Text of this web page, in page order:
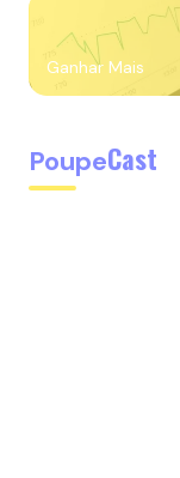
Ganhar Mais
PoupeCast